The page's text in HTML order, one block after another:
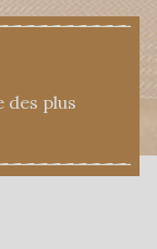
des plus